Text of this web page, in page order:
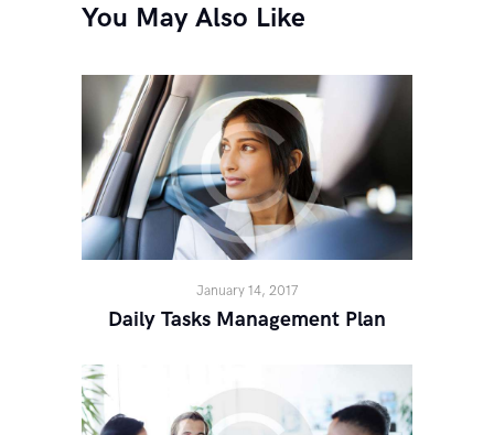
You May Also Like
January 14, 2017
Daily Tasks Management Plan